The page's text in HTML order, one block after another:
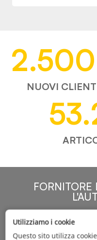
2.500
NUOVI
FORNITORE
Utilizziamo i cookie
Questo sito utilizza